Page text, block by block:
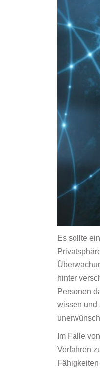
Es sollte
hinter
Personen
wissen und
Im Falle
Verfahren